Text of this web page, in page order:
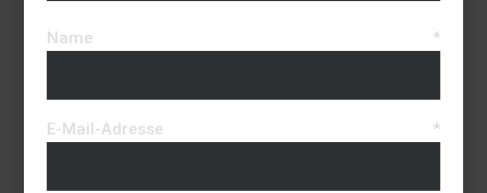
Name *
E-Mail-Adresse *